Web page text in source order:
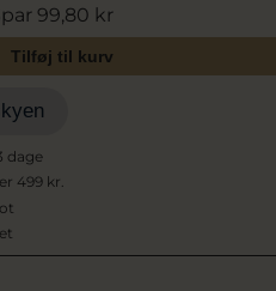
99,80 kr
Tilføj til kurv
dage
499 kr.